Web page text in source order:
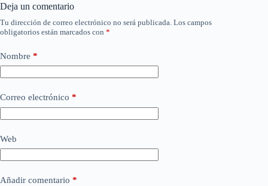
Deja un comentario
Tu dirección de correo electrónico no será publicada. Los campos
obligatorios están marcados con *
Nombre *
Correo electrónico *
Web
Añadir comentario *